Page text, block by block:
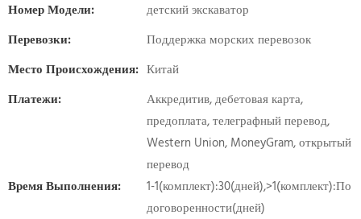
Номер Модели:
детский экскаватор
Перевозки:
Поддержка морских перевозок
Место Происхождения: Китай
Платежи:
Аккредитив, дебетовая карта,
предоплата, телеграфный перевод,
Western Union, MoneyGram, открытый
перевод
Время Выполнения:
1-1(комплект):30(дней),>1(комплект):По
договоренности(дней)